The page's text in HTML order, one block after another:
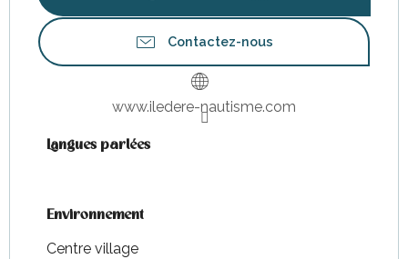
Contactez-nous
www.iledere-nautisme.com
Langues parlées
Langues parlées
Environnement
Environnement
Centre village